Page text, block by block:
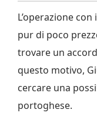
L’operazione
pur di poco
trovare un
questo motivo,
cercare una
portoghese.